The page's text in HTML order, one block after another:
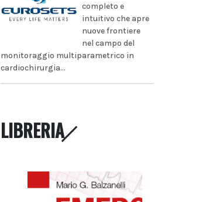
completo e
intuitivo che apre
nuove frontiere
nel campo del
monitoraggio multiparametrico in
cardiochirurgia...
LIBRERIA